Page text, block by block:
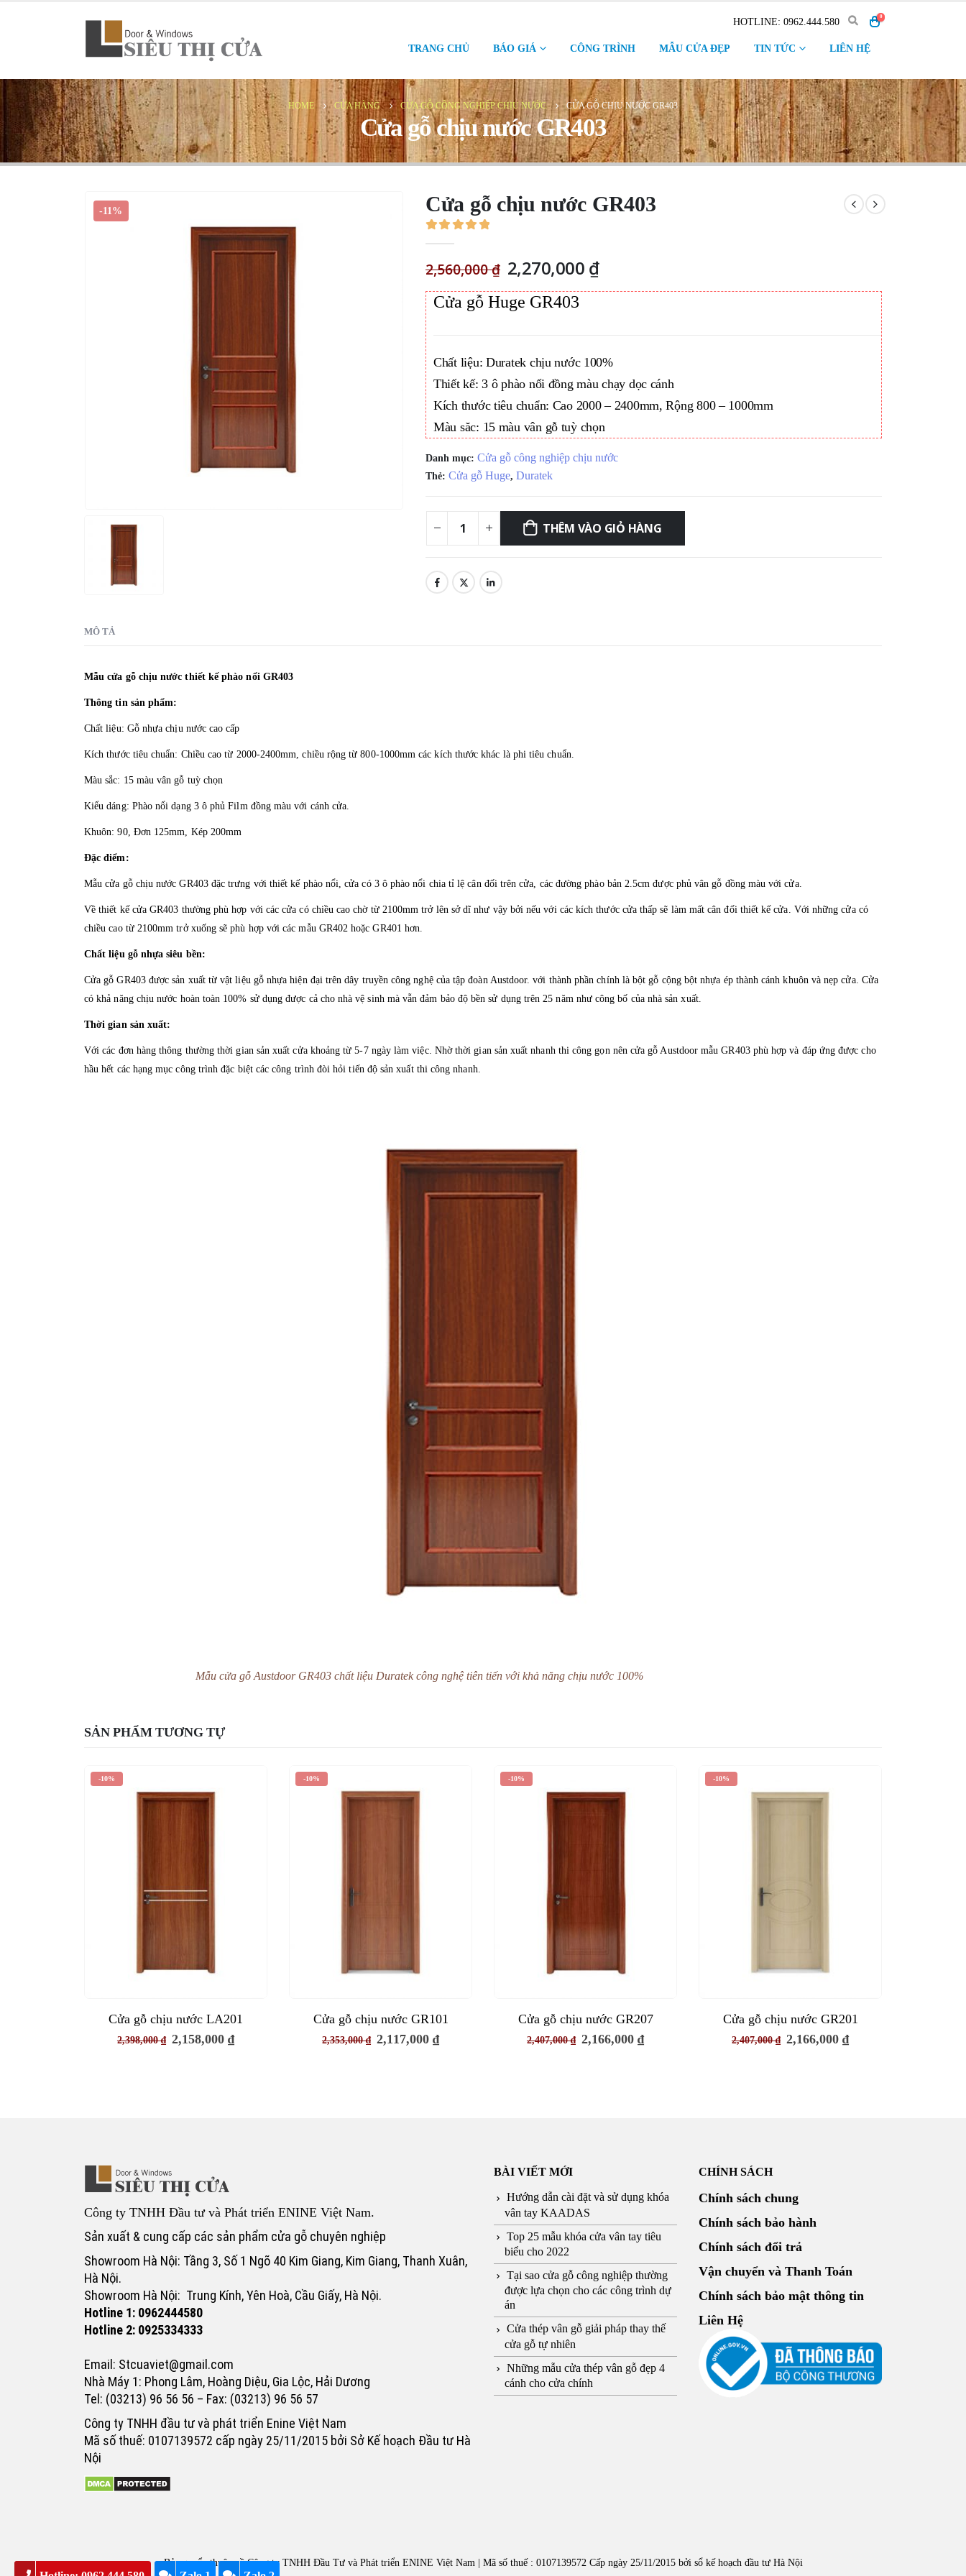
HOTLINE: 0962.444.580 0
TRANG CHỦ BÁO GIÁ CÔNG TRÌNH MẪU CỬA ĐẸP TIN TỨC LIÊN HỆ
HOME CỬA HÀNG CỬA GỖ CÔNG NGHIỆP CHỊU NƯỚC CỬA GỖ CHỊU NƯỚC GR403
Cửa gỗ chịu nước GR403
-11% Cửa gỗ chịu nước GR403
2,560,000₫ Giá
gốc
là:
2,560,000 ₫.
2,270,000 ₫Giá
Cửa gỗ Huge GR403
Chất liệu: Duratek chịu nước 100%
Thiết kế: 3 ô phào nổi đồng màu chạy dọc cánh
Kích thước tiêu chuẩn: Cao 2000 – 2400mm, Rộng 800 – 1000mm
Màu săc: 15 màu vân gỗ tuỳ chọn
Danh mục: Cửa gỗ công nghiệp chịu nước
Thẻ: Cửa gỗ Huge, Duratek
THÊM VÀO GIỎ HÀNG
MÔ TẢ
Mẫu cửa gỗ chịu nước thiết kế phào nổi GR403
Thông tin sản phẩm:
Chất liệu: Gỗ nhựa chịu nước cao cấp
Kích thước tiêu chuẩn: Chiều cao từ 2000-2400mm, chiều rộng từ 800-1000mm các kích thước khác là phi tiêu chuẩn.
Màu sắc: 15 màu vân gỗ tuỳ chọn
Kiểu dáng: Phào nổi dạng 3 ô phủ Film đồng màu với cánh cửa.
Khuôn: 90, Đơn 125mm, Kép 200mm
Đặc điểm:
Mẫu cửa gỗ chịu nước GR403 đặc trưng với thiết kế phào nổi, cửa có 3 ô phào nổi chia tỉ lệ cân đối trên cửa, các đường phào bản 2.5cm được phủ vân gỗ đồng màu với cửa.
Về thiết kế cửa GR403 thường phù hợp với các cửa có chiều cao chờ từ 2100mm trở lên sở dĩ như vậy bởi nếu với các kích thước cửa thấp sẽ làm mất cân đối thiết kế cửa. Với những cửa có
chiều cao từ 2100mm trở xuống sẽ phù hợp với các mẫu GR402 hoặc GR401 hơn.
Chất liệu gỗ nhựa siêu bền:
Cửa gỗ GR403 được sản xuất từ vật liệu gỗ nhựa hiện đại trên dây truyền công nghệ của tập đoàn Austdoor. với thành phần chính là bột gỗ cộng bột nhựa ép thành cánh khuôn và nẹp cửa. Cửa
có khả năng chịu nước hoàn toàn 100% sử dụng được cả cho nhà vệ sinh mà vẫn đảm bảo độ bền sử dụng trên 25 năm như công bố của nhà sản xuất.
Thời gian sản xuất:
Với các đơn hàng thông thường thời gian sản xuất cửa khoảng từ 5-7 ngày làm việc. Nhờ thời gian sản xuất nhanh thi công gọn nên cửa gỗ Austdoor mẫu GR403 phù hợp và đáp ứng được cho
hầu hết các hạng mục công trình đặc biệt các công trình đòi hỏi tiến độ sản xuất thi công nhanh.
Mẫu cửa gỗ Austdoor GR403 chất liệu Duratek công nghệ tiên tiến với khả năng chịu nước 100%
SẢN PHẨM TƯƠNG TỰ
-10%
Cửa gỗ chịu nước LA201
2,398,000₫ Giá
2,158,000₫Giá
-10%
Cửa gỗ chịu nước GR101
2,353,000₫ Giá
2,117,000₫Giá
-10%
Cửa gỗ chịu nước GR207
2,407,000₫ Giá
2,166,000₫Giá
-10%
Cửa gỗ chịu nước GR201
2,407,000₫ Giá
2,166,000₫Giá
Công ty TNHH Đầu tư và Phát triển ENINE Việt Nam.
Sản xuất & cung cấp các sản phẩm cửa gỗ chuyên nghiệp
Showroom Hà Nội: Tầng 3, Số 1 Ngõ 40 Kim Giang, Kim Giang, Thanh Xuân,
Hà Nội.
Showroom Hà Nội: Trung Kính, Yên Hoà, Cầu Giấy, Hà Nội.
Hotline 1: 0962444580
Hotline 2: 0925334333
Email: Stcuaviet@gmail.com
Nhà Máy 1: Phong Lâm, Hoàng Diệu, Gia Lộc, Hải Dương
Tel: (03213) 96 56 56 – Fax: (03213) 96 56 57
Công ty TNHH đầu tư và phát triển Enine Việt Nam
Mã số thuế: 0107139572 cấp ngày 25/11/2015 bởi Sở Kế hoạch Đầu tư Hà
Nội
BÀI VIẾT MỚI
Hướng dẫn cài đặt và sử dụng khóa
vân tay KAADAS
Top 25 mẫu khóa cửa vân tay tiêu
biểu cho 2022
Tại sao cửa gỗ công nghiệp thường
được lựa chọn cho các công trình dự
án
Cửa thép vân gỗ giải pháp thay thế
cửa gỗ tự nhiên
Những mẫu cửa thép vân gỗ đẹp 4
cánh cho cửa chính
CHÍNH SÁCH
Chính sách chung
Chính sách bảo hành
Chính sách đổi trả
Vận chuyển và Thanh Toán
Chính sách bảo mật thông tin
Liên Hệ
Bản quyển thuộc về Công ty TNHH Đầu Tư và Phát triển ENINE Việt Nam | Mã số thuế : 0107139572 Cấp ngày 25/11/2015 bởi sổ kế hoạch đầu tư Hà Nội